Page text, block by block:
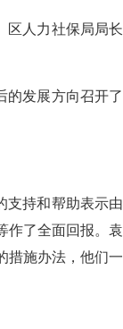
区人力社保局局长
的发展方向召开了
支持和帮助表示由
作了全面回报。袁
措施办法，他们一